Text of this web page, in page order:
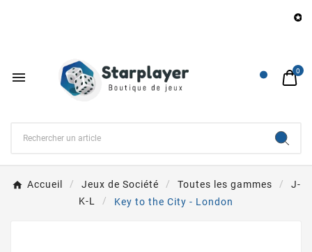

 0
Accueil Jeux de Société Toutes les gammes
J-
K-L
Key to the City - London